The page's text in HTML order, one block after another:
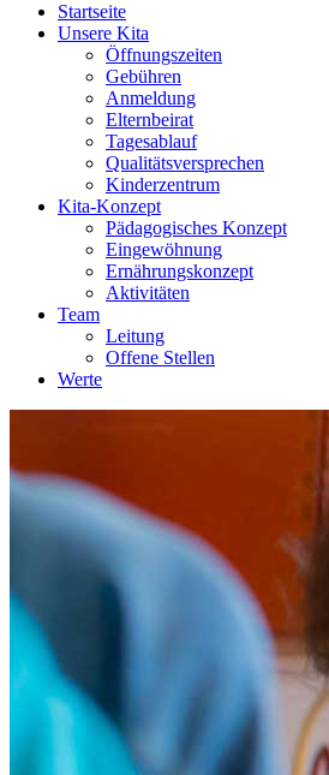
Startseite
Unsere Kita
Öffnungszeiten
Gebühren
Anmeldung
Elternbeirat
Tagesablauf
Qualitätsversprechen
Kinderzentrum
Kita-Konzept
Pädagogisches Konzept
Eingewöhnung
Ernährungskonzept
Aktivitäten
Team
Leitung
Offene Stellen
Werte